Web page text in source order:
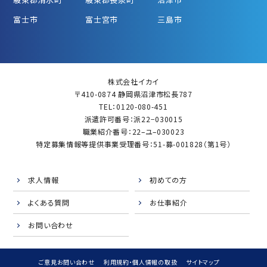
富士市
富士宮市 三島市
株式会社イカイ
〒410-0874 静岡県沼津市松長787
TEL：0120-080-451
派遣許可番号：派22−030015
職業紹介番号：22–ユ–030023
特定募集情報等提供事業受理番号：51-募-001828（第1号）
求人情報 初めての方
よくある質問 お仕事紹介
お問い合わせ
ご意見お問い合わせ 利用規約・個人情報の取扱
サイトマップ